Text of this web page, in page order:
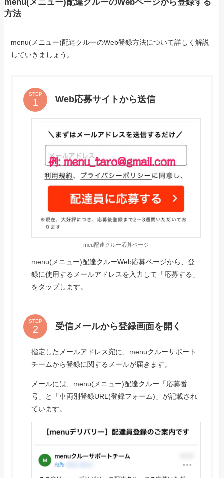
方法
menu(メニュー)配達クルーのWeb登録方法について詳しく解説
していきましょう。
STEP
Web応募サイトから送信
meu配達クルー応募ページ
menu(メニュー)配達クルーWeb応募ページから、登
録に使用するメールアドレスを入力して「応募する」
をタップします。
STEP
受信メールから登録画面を開く
指定したメールアドレス宛に、menuクルーサポート
チームから登録に関するメールが届きます。
メールには、menu(メニュー)配達クルー「応募番
号」と「車両別登録URL(登録フォーム)」が記載され
ています。